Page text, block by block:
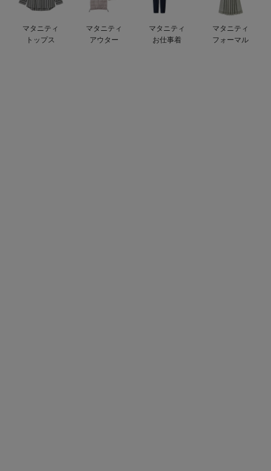
マタニティ
トップス
マタニティ
アウター
マタニティ
お仕事着
マタニティ
フォーマル